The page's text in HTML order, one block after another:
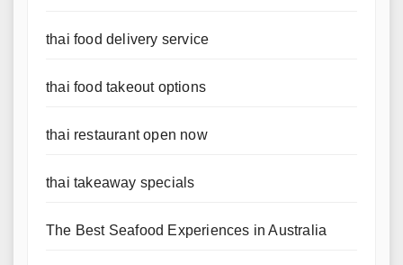
thai food delivery service
thai food takeout options
thai restaurant open now
thai takeaway specials
The Best Seafood Experiences in Australia